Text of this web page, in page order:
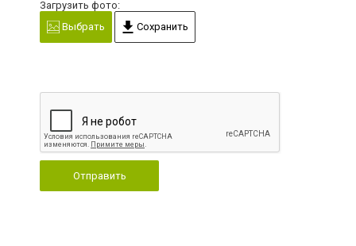
Загрузить фото:
Выбрать
Сохранить
Отправить